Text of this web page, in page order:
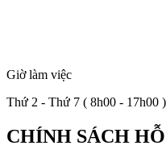
Giờ làm việc
Thứ 2 - Thứ 7 ( 8h00 - 17h00 )
CHÍNH SÁCH